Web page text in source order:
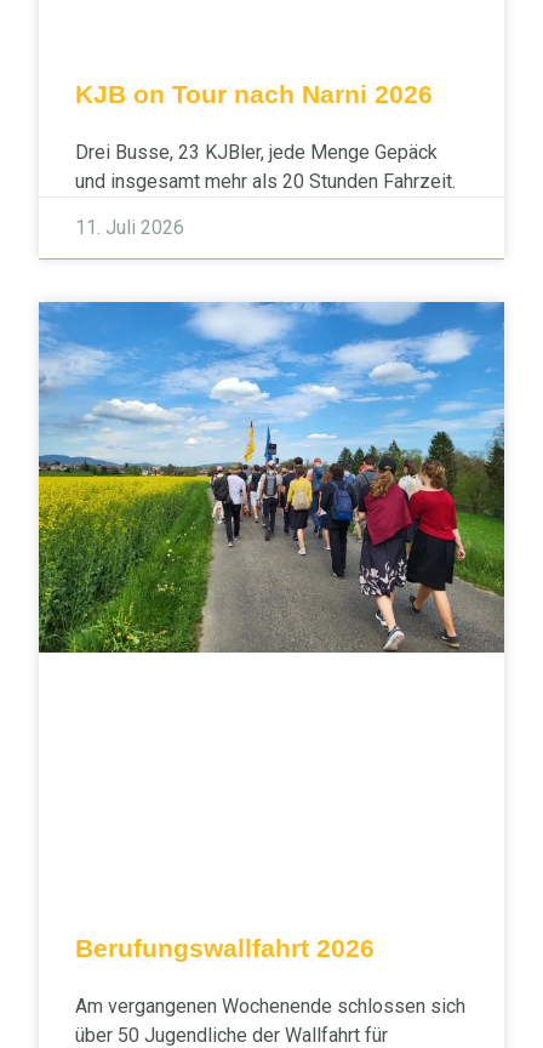
KJB on Tour nach Narni 2026
Drei Busse, 23 KJBler, jede Menge Gepäck
und insgesamt mehr als 20 Stunden Fahrzeit.
11. Juli 2026
Berufungswallfahrt 2026
Am vergangenen Wochenende schlossen sich
über 50 Jugendliche der Wallfahrt für